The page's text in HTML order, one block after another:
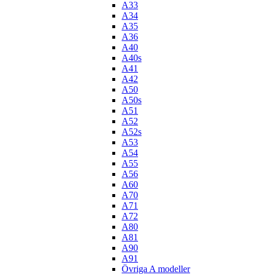
A33
A34
A35
A36
A40
A40s
A41
A42
A50
A50s
A51
A52
A52s
A53
A54
A55
A56
A60
A70
A71
A72
A80
A81
A90
A91
Övriga A modeller